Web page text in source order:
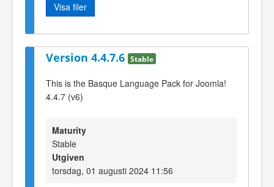
Visa filer
Version 4.4.7.6 Stable
This is the Basque Language Pack for Joomla!
4.4.7 (v6)
Maturity
Stable
Utgiven
torsdag, 01 augusti 2024 11:56